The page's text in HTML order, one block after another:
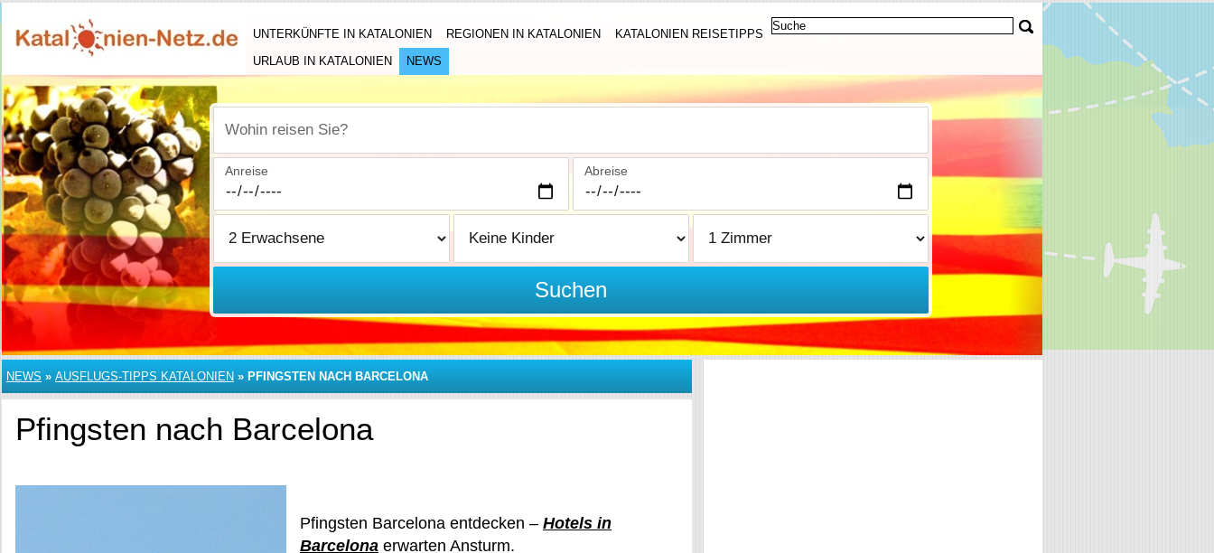
UNTERKÜNFTE IN KATALONIEN REGIONEN IN KATALONIEN
KATALONIEN REISETIPPS
URLAUB IN KATALONIEN
NEWS
Wohin reisen Sie?
Anreise Abreise
Suchen
NEWS » AUSFLUGS-TIPPS KATALONIEN » PFINGSTEN NACH BARCELONA
Pfingsten nach Barcelona
Pfingsten Barcelona entdecken – Hotels in
Barcelona erwarten Ansturm.